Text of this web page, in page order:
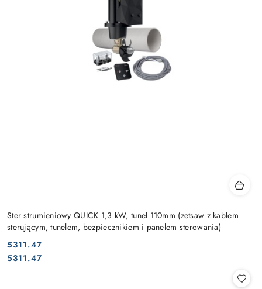
Ster strumieniowy QUICK 1,3 kW, tunel 110mm (zetsaw z kablem
sterującym, tunelem, bezpiecznikiem i panelem sterowania)
Cena:
5311.47
Cena:
5311.47